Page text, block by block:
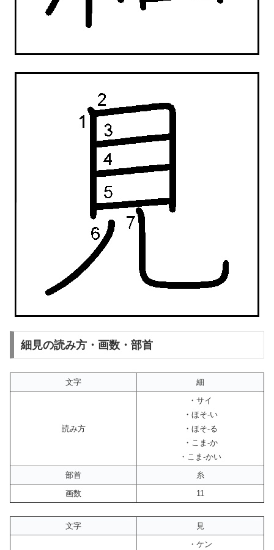
細見の読み方・画数・部首
文字 細
読み方
・サイ
・ほそ-い
・ほそ-る
・こま-か
・こま-かい
部首
糸
画数
11
文字
見
・ケン